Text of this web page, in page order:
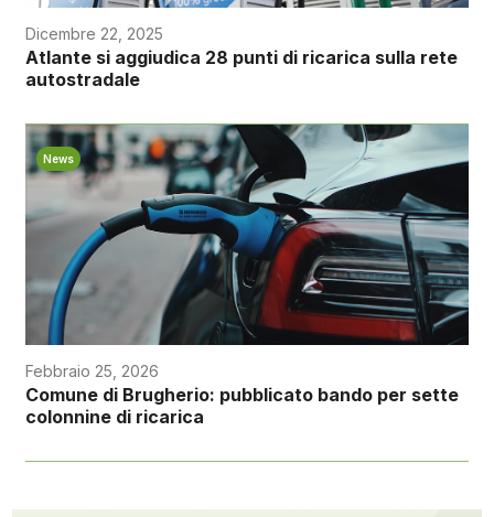
Dicembre 22, 2025
Atlante si aggiudica 28 punti di ricarica sulla rete
autostradale
News
Febbraio 25, 2026
Comune di Brugherio: pubblicato bando per sette
colonnine di ricarica